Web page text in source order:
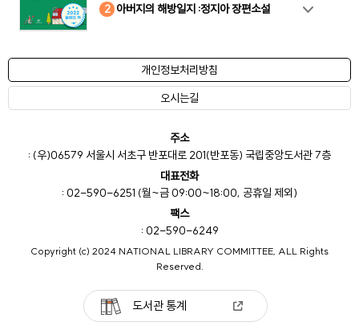
1
2 아버지의 해방일지 :정지아 장편소설
3
4
5
6
7
8
9
10
개인정보처리방침
오시는길
주소
: (우)06579 서울시 서초구 반포대로 201(반포동) 국립중앙도서관 7층
대표전화
: 02-590-6251 (월~금 09:00~18:00, 공휴일 제외)
팩스
: 02-590-6249
Copyright (c) 2024 NATIONAL LIBRARY COMMITTEE, ALL Rights
Reserved.
도서관 통계